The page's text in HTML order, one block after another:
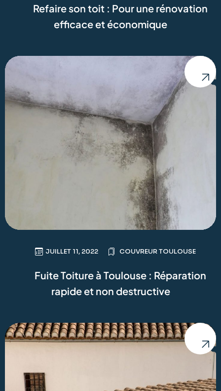
Refaire son toit : Pour une rénovation
efficace et économique
JUILLET 11, 2022 COUVREUR TOULOUSE
Fuite Toiture à Toulouse : Réparation
rapide et non destructive